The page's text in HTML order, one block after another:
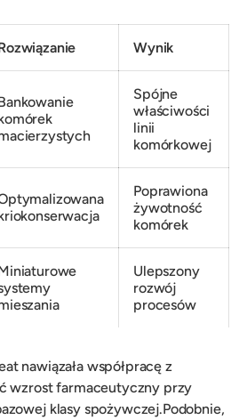
Wynik
Spójne
właściwości
linii
komórkowej
Poprawiona
żywotność
komórek
Ulepszony
rozwój
procesów
nawiązała współpracę z
wzrost farmaceutyczny przy
klasy spożywczej.Podobnie,